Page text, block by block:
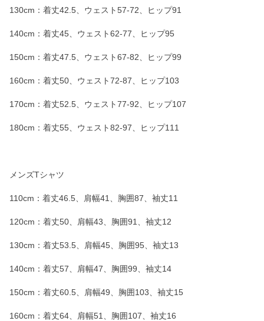
130cm：着丈42.5、ウェスト57-72、ヒップ91
140cm：着丈45、ウェスト62-77、ヒップ95
150cm：着丈47.5、ウェスト67-82、ヒップ99
160cm：着丈50、ウェスト72-87、ヒップ103
170cm：着丈52.5、ウェスト77-92、ヒップ107
180cm：着丈55、ウェスト82-97、ヒップ111
メンズTシャツ
110cm：着丈46.5、肩幅41、胸囲87、袖丈11
120cm：着丈50、肩幅43、胸囲91、袖丈12
130cm：着丈53.5、肩幅45、胸囲95、袖丈13
140cm：着丈57、肩幅47、胸囲99、袖丈14
150cm：着丈60.5、肩幅49、胸囲103、袖丈15
160cm：着丈64、肩幅51、胸囲107、袖丈16